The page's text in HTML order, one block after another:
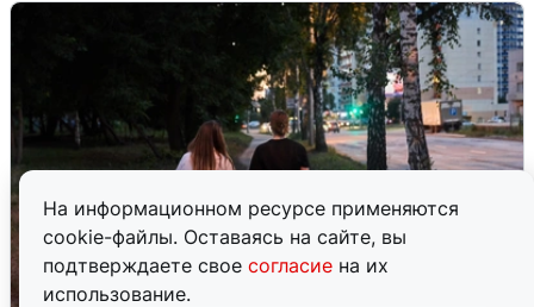
На информационном ресурсе применяются
cookie-файлы. Оставаясь на сайте, вы
подтверждаете свое согласие на их
использование.